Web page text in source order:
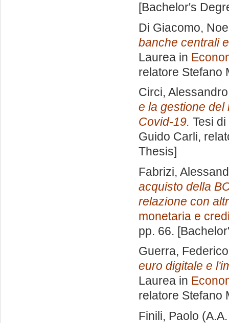
[Bachelor's
Di Giacomo,
banche centrali
Laurea in
relatore Stefano
Circi, Alessandro
e la gestione
Covid-19. Tesi
Guido Carli,
Thesis]
Fabrizi,
acquisto della
relazione con
monetaria e
pp. 66.
Guerra, Federico
euro digitale e
Laurea in
relatore Stefano
Finili, Paolo